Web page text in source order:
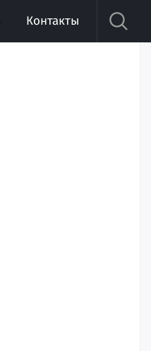
Контакты